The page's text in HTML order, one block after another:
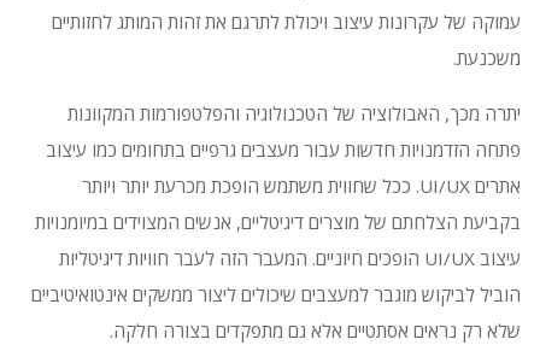
עמוקה של עקרונות עיצוב ויכולת לתרגם את זהות המותג לחזותיים
משכנעת.
יתרה מכך, האבולוציה של הטכנולוגיה והפלטפורמות המקוונות
פתחה הזדמנויות חדשות עבור מעצבים גרפיים בתחומים כמו עיצוב
אתרים UI/UX.
ככל שחווית משתמש הופכת מכרעת יותר ויותר
בקביעת הצלחתם של מוצרים דיגיטליים, אנשים המצוידים במיומנויות
עיצוב UI/UX הופכים חיוניים.
המעבר הזה לעבר חוויות דיגיטליות
הוביל לביקוש מוגבר למעצבים שיכולים ליצור ממשקים אינטואיטיביים
שלא רק נראים אסתטיים אלא גם מתפקדים בצורה חלקה.